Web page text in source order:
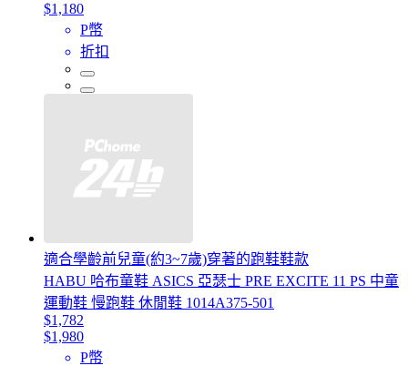
$1,180
P幣
折扣
適合學齡前兒童(約3~7歲)穿著的跑鞋鞋款
HABU 哈布童鞋 ASICS 亞瑟士 PRE EXCITE 11 PS 中童
運動鞋 慢跑鞋 休閒鞋 1014A375-501
$1,782
$1,980
P幣